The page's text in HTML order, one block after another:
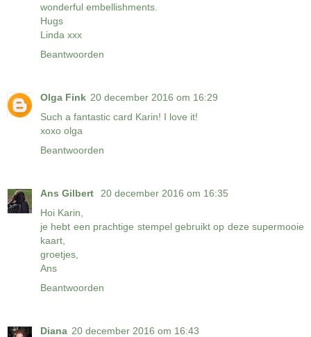
wonderful embellishments.
Hugs
Linda xxx
Beantwoorden
Olga Fink 20 december 2016 om 16:29
Such a fantastic card Karin! I love it!
xoxo olga
Beantwoorden
Ans Gilbert
20 december 2016 om 16:35
Hoi Karin,
je hebt een prachtige stempel gebruikt op deze supermooie
kaart,
groetjes,
Ans
Beantwoorden
Diana 20 december 2016 om 16:43